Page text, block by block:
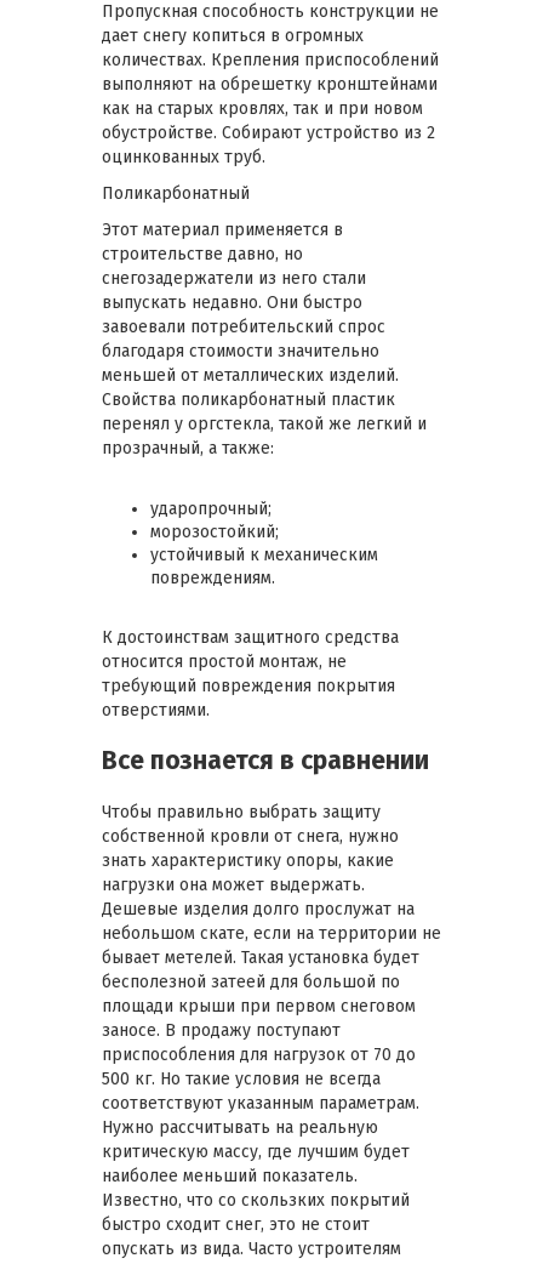
Пропускная способность конструкции не
дает снегу копиться в огромных
количествах. Крепления приспособлений
выполняют на обрешетку кронштейнами
как на старых кровлях, так и при новом
обустройстве. Собирают устройство из 2
оцинкованных труб.
Поликарбонатный
Этот материал применяется в
строительстве давно, но
снегозадержатели из него стали
выпускать недавно. Они быстро
завоевали потребительский спрос
благодаря стоимости значительно
меньшей от металлических изделий.
Свойства поликарбонатный пластик
перенял у оргстекла, такой же легкий и
прозрачный, а также:
ударопрочный;
морозостойкий;
устойчивый к механическим
повреждениям.
К достоинствам защитного средства
относится простой монтаж, не
требующий повреждения покрытия
отверстиями.
Все познается в сравнении
Чтобы правильно выбрать защиту
собственной кровли от снега, нужно
знать характеристику опоры, какие
нагрузки она может выдержать.
Дешевые изделия долго прослужат на
небольшом скате, если на территории не
бывает метелей. Такая установка будет
бесполезной затеей для большой по
площади крыши при первом снеговом
заносе. В продажу поступают
приспособления для нагрузок от 70 до
500 кг. Но такие условия не всегда
соответствуют указанным параметрам.
Нужно рассчитывать на реальную
критическую массу, где лучшим будет
наиболее меньший показатель.
Известно, что со скользких покрытий
быстро сходит снег, это не стоит
опускать из вида. Часто устроителям